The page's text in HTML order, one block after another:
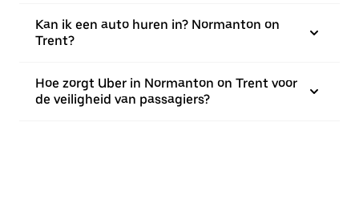
Kan ik een auto huren in? Normanton on
Trent?
Hoe zorgt Uber in Normanton on Trent voor
de veiligheid van passagiers?